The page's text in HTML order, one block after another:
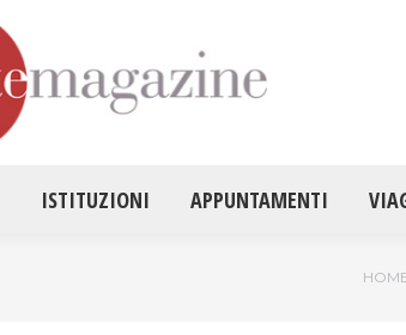
ISTITUZIONI APPUNTAMENTI
Tu
HOME